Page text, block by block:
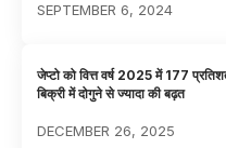
SEPTEMBER 6, 2024
जेप्टो को वित्त वर्ष 2025 में 177
बिक्री में दोगुने से ज्यादा की बढ़त
DECEMBER 26, 2025